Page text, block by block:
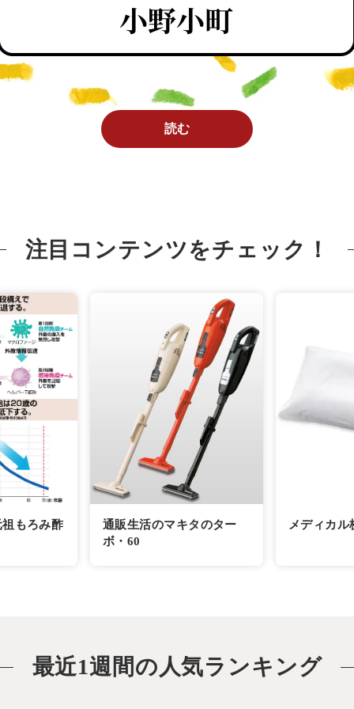
読む
注目コンテンツをチェック！
もろみ酢
通販生活のマキタのター
ボ・60
メディカル
最近1週間の人気ランキング